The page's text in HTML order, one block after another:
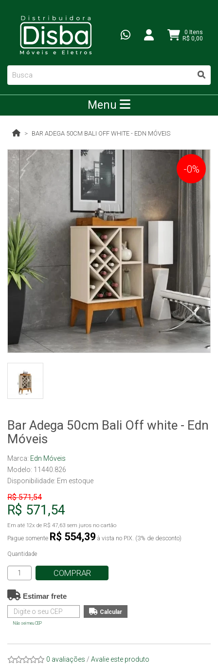
0 Itens
R$ 0,00
Menu
BAR ADEGA 50CM BALI OFF WHITE - EDN MÓVEIS
-0%
Bar Adega 50cm Bali Off white - Edn
Móveis
Marca: Edn Móveis
Modelo: 11440.826
Disponibilidade: Em estoque
R$ 571,54
R$ 571,54
Em até 12x de R$ 47,63 sem juros no cartão
Pague somente R$ 554,39 à vista no PIX. (3% de desconto)
Quantidade
COMPRAR
Estimar frete
Não sei meu CEP
0 avaliações / Avalie este produto